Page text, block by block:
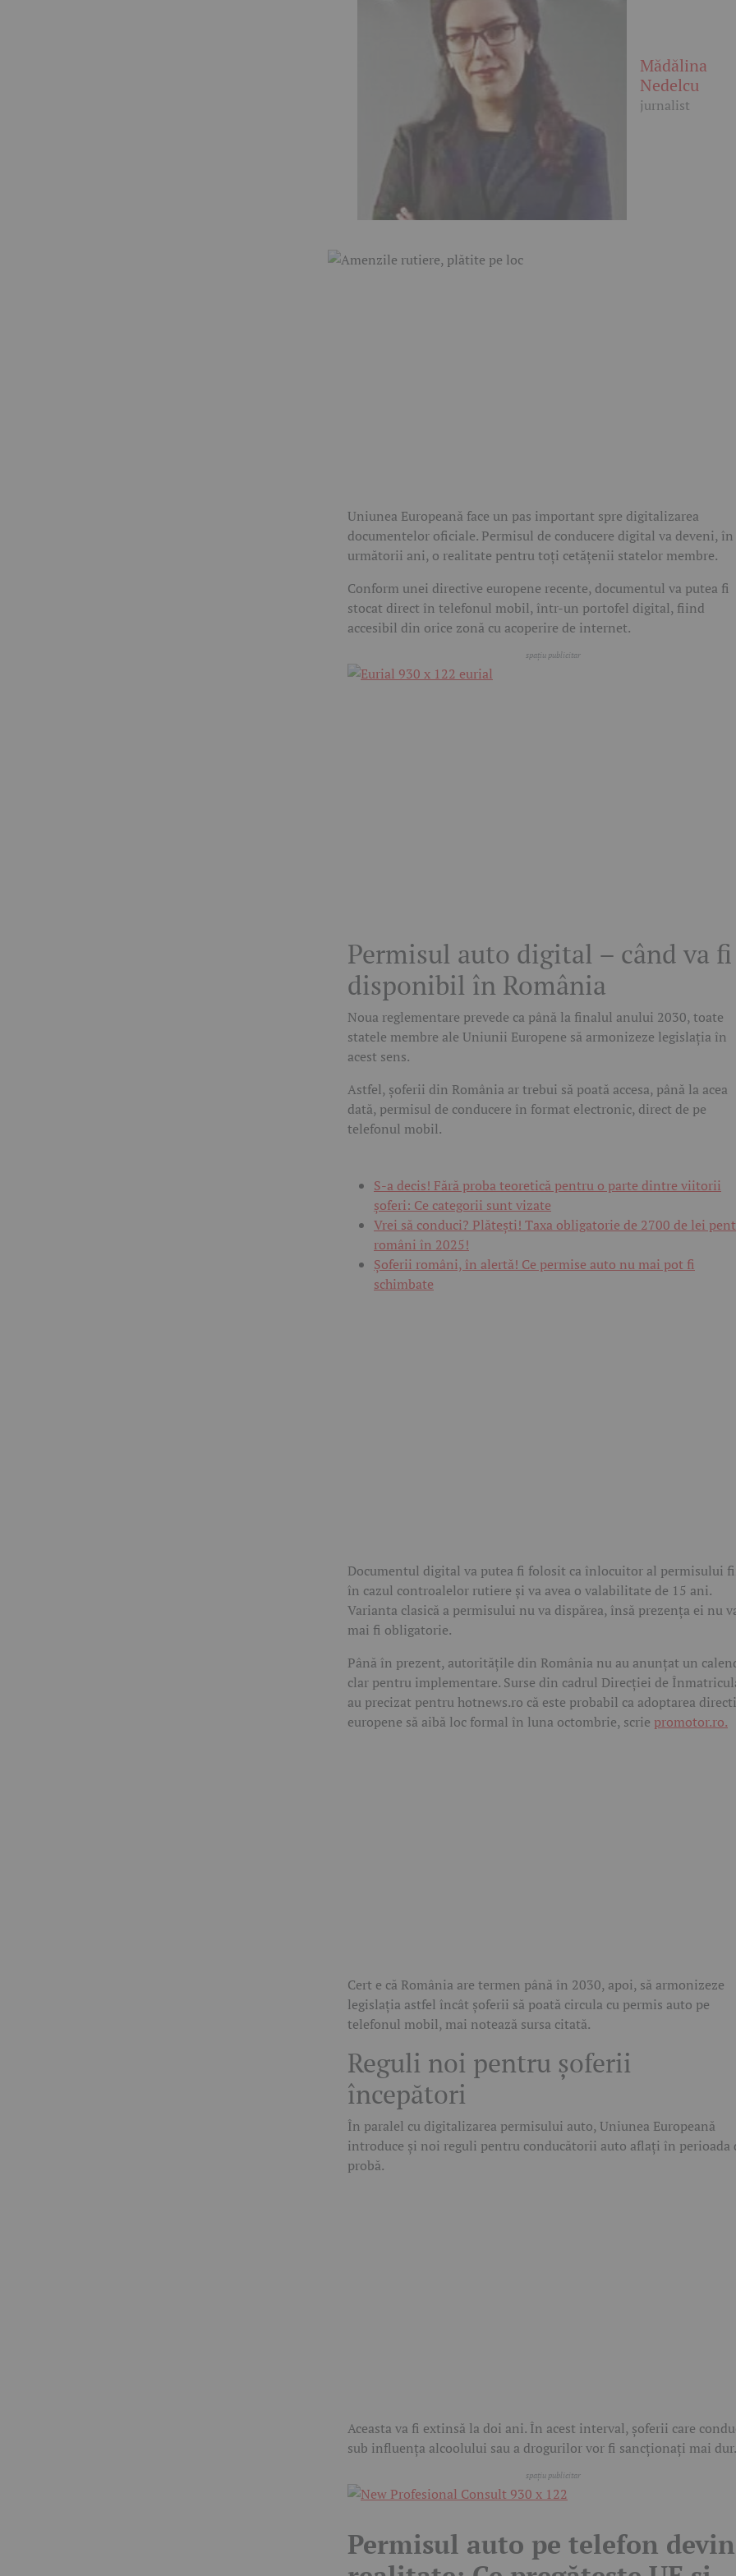
Mădălina
Nedelcu
jurnalist
Uniunea Europeană face un pas important spre digitalizarea
documentelor oficiale. Permisul de conducere digital va deveni, în
următorii ani, o realitate pentru toți cetățenii statelor membre.
Conform unei directive europene recente, documentul va putea fi
stocat direct în telefonul mobil, într-un portofel digital, fiind
accesibil din orice zonă cu acoperire de internet.
Permisul auto digital – când va fi
disponibil în România
Noua reglementare prevede ca până la finalul anului 2030, toate
statele membre ale Uniunii Europene să armonizeze legislația în
acest sens.
Astfel, șoferii din România ar trebui să poată accesa, până la acea
dată, permisul de conducere în format electronic, direct de pe
telefonul mobil.
S-a decis! Fără proba teoretică pentru o parte dintre viitorii
șoferi: Ce categorii sunt vizate
Vrei să conduci? Plătești! Taxa obligatorie de 2700 de lei
români în 2025!
Șoferii români, în alertă! Ce permise auto nu mai pot fi
schimbate
Documentul digital va putea fi folosit ca înlocuitor al permisului
în cazul controalelor rutiere și va avea o valabilitate de 15 ani.
Varianta clasică a permisului nu va dispărea, însă prezența ei nu
mai fi obligatorie.
Până în prezent, autoritățile din România nu au anunțat un
clar pentru implementare. Surse din cadrul Direcției de
au precizat pentru hotnews.ro că este probabil ca adoptarea
europene să aibă loc formal în luna octombrie, scrie promotor.ro.
Cert e că România are termen până în 2030, apoi, să armonizeze
legislația astfel încât șoferii să poată circula cu permis auto pe
telefonul mobil, mai notează sursa citată.
Reguli noi pentru șoferii
începători
În paralel cu digitalizarea permisului auto, Uniunea Europeană
introduce și noi reguli pentru conducătorii auto aflați în perioada
probă.
Aceasta va fi extinsă la doi ani. În acest interval, șoferii care
sub influența alcoolului sau a drogurilor vor fi sancționați mai dur.
Permisul auto pe telefon